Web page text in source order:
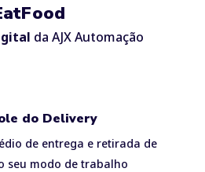
da AJX Automação
do Delivery
de entrega e retirada de
seu modo de trabalho